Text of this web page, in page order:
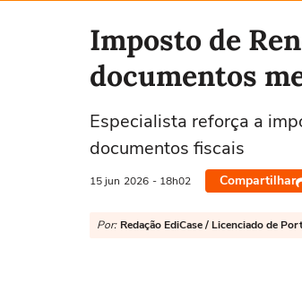
Imposto de
documentos
Especialista reforça a
documentos fiscais
15 jun 2026 - 18h02 Compartilhar
Por: Redação EdiCase / Licenciado de